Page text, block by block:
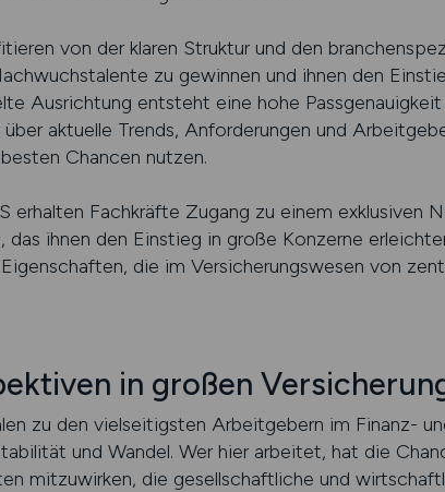
von der klaren Struktur und den
zu gewinnen und ihnen den
Ausrichtung entsteht eine hohe
aktuelle Trends, Anforderungen und
Chancen nutzen.
erhalten Fachkräfte Zugang zu einem exklusiven
das ihnen den Einstieg in große Konzerne
die im Versicherungswesen von
in großen
zu den vielseitigsten Arbeitgebern im Finanz-
und Wandel. Wer hier arbeitet, hat die
mitzuwirken, die gesellschaftliche und